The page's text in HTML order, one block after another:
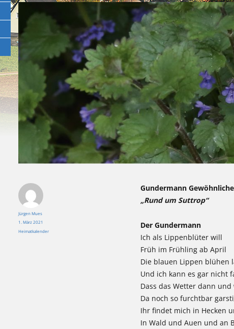
Gundermann
„Rund um Suttrop“
Der Gundermann
Ich als Lippenblüter will
Früh im Frühling ab April
Die blauen Lippen blühen
Und ich kann es gar nicht
Dass das Wetter dann und
Da noch so furchtbar
Ihr findet mich in Hecken
In Wald und Auen und an
Autor
Jürgen Mues
Veröffentlicht
1. März 2021
Kategorien
Heimatkalender